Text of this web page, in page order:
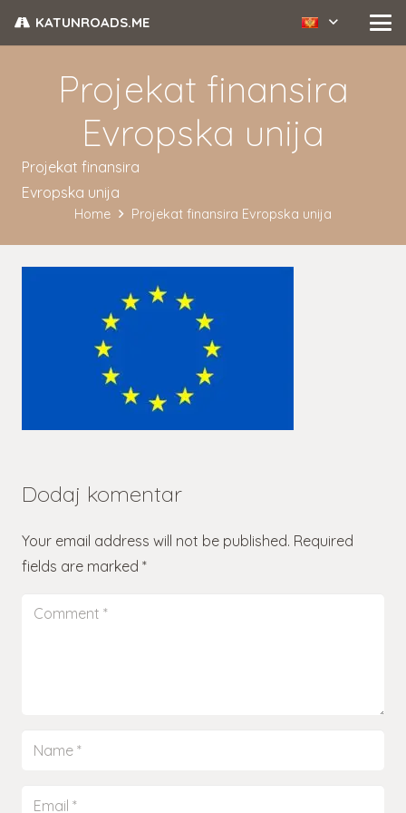
KATUNROADS.ME
Projekat finansira
Evropska unija
Projekat finansira
Evropska unija
Home Projekat finansira Evropska unija
Dodaj komentar
Your email address will not be published. Required
fields are marked *